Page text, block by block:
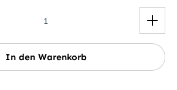
Gib den gewünschten Wert ein
In den Warenkorb